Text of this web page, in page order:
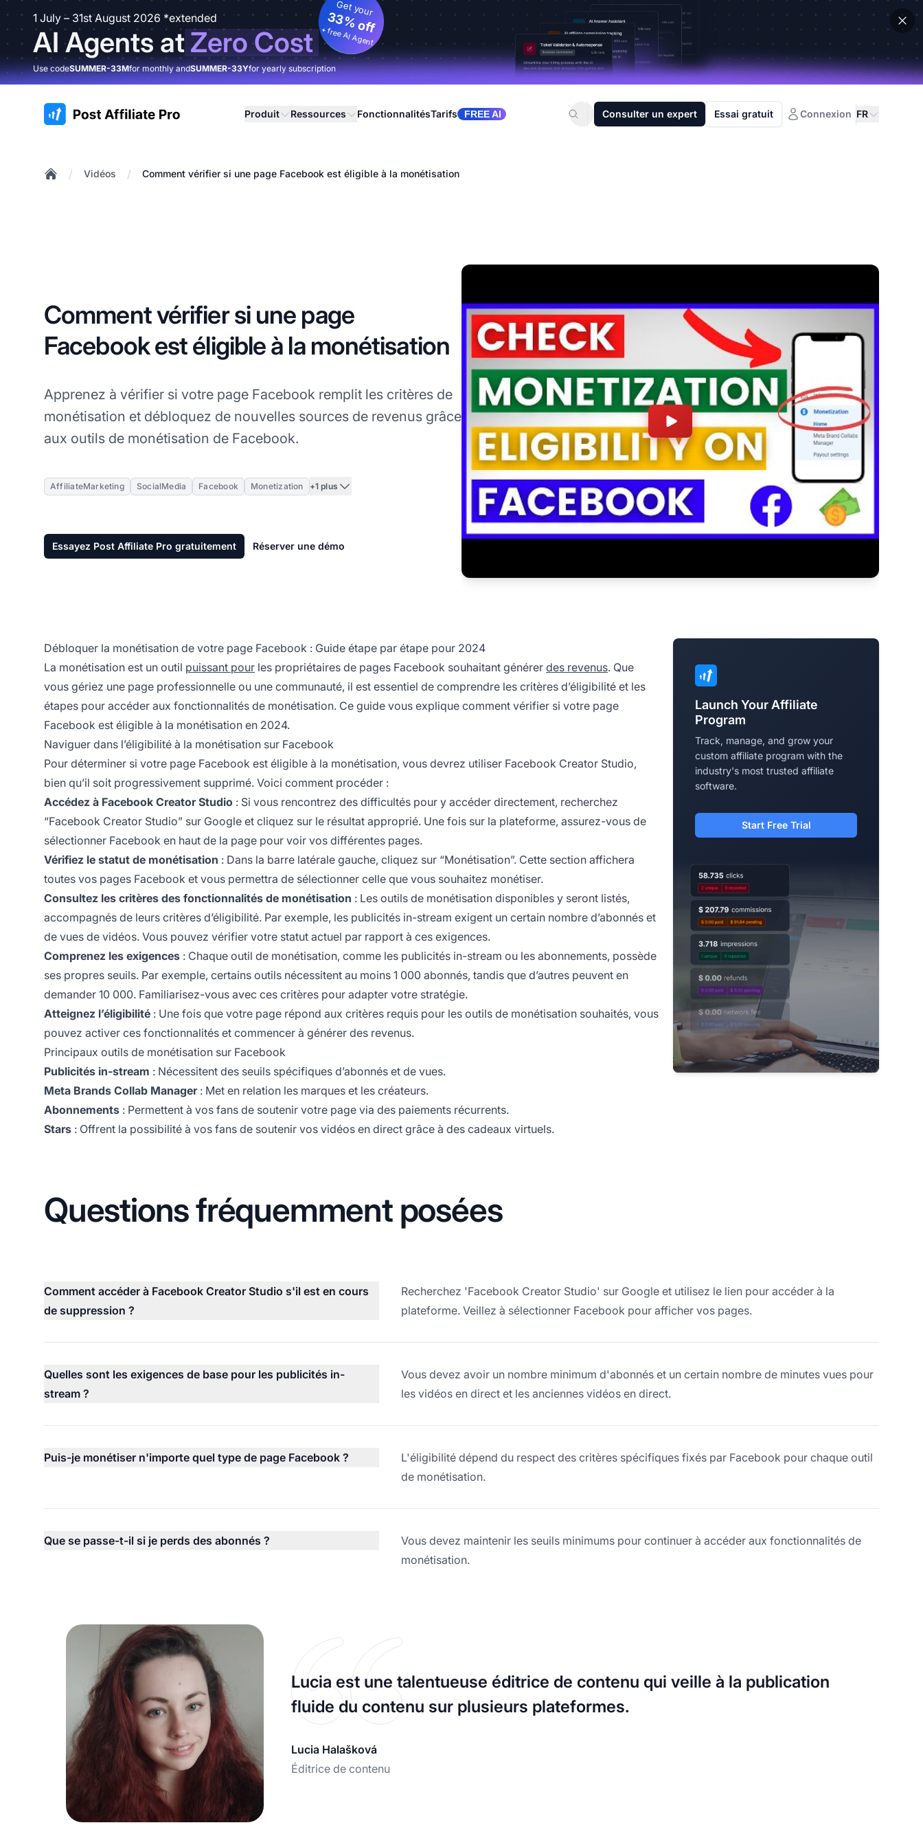
1 July – 31st August 2026 *extended
AI Agents atZero Cost
Get your
33% off
+ free AI Agent
Use codeSUMMER-33Mfor monthly andSUMMER-33Yfor yearly subscription
:site.title Produit Ressources FonctionnalitésTarifs FREE AI Consulter un expert Essai gratuit Connexion FR
/ Vidéos / Comment vérifier si une page Facebook est éligible à la monétisation
Comment vérifier si une page
Facebook est éligible à la monétisation
Apprenez à vérifier si votre page Facebook remplit les critères de
monétisation et débloquez de nouvelles sources de revenus grâce
aux outils de monétisation de Facebook.
AffiliateMarketing SocialMedia Facebook Monetization +1 plus
Essayez Post Affiliate Pro gratuitement Réserver une démo
Débloquer la monétisation de votre page Facebook : Guide étape par étape pour 2024
La monétisation est un outil puissant pour les propriétaires de pages Facebook souhaitant générer des revenus. Que
vous gériez une page professionnelle ou une communauté, il est essentiel de comprendre les critères d’éligibilité et les
étapes pour accéder aux fonctionnalités de monétisation. Ce guide vous explique comment vérifier si votre page
Facebook est éligible à la monétisation en 2024.
Naviguer dans l’éligibilité à la monétisation sur Facebook
Pour déterminer si votre page Facebook est éligible à la monétisation, vous devrez utiliser Facebook Creator Studio,
bien qu’il soit progressivement supprimé. Voici comment procéder :
Accédez à Facebook Creator Studio : Si vous rencontrez des difficultés pour y accéder directement, recherchez
“Facebook Creator Studio” sur Google et cliquez sur le résultat approprié. Une fois sur la plateforme, assurez-vous de
sélectionner Facebook en haut de la page pour voir vos différentes pages.
Vérifiez le statut de monétisation : Dans la barre latérale gauche, cliquez sur “Monétisation”. Cette section affichera
toutes vos pages Facebook et vous permettra de sélectionner celle que vous souhaitez monétiser.
Consultez les critères des fonctionnalités de monétisation : Les outils de monétisation disponibles y seront listés,
accompagnés de leurs critères d’éligibilité. Par exemple, les publicités in-stream exigent un certain nombre d’abonnés et
de vues de vidéos. Vous pouvez vérifier votre statut actuel par rapport à ces exigences.
Comprenez les exigences : Chaque outil de monétisation, comme les publicités in-stream ou les abonnements, possède
ses propres seuils. Par exemple, certains outils nécessitent au moins 1 000 abonnés, tandis que d’autres peuvent en
demander 10 000. Familiarisez-vous avec ces critères pour adapter votre stratégie.
Atteignez l’éligibilité : Une fois que votre page répond aux critères requis pour les outils de monétisation souhaités, vous
pouvez activer ces fonctionnalités et commencer à générer des revenus.
Principaux outils de monétisation sur Facebook
Publicités in-stream : Nécessitent des seuils spécifiques d’abonnés et de vues.
Meta Brands Collab Manager: Met en relation les marques et les créateurs.
Abonnements : Permettent à vos fans de soutenir votre page via des paiements récurrents.
Stars : Offrent la possibilité à vos fans de soutenir vos vidéos en direct grâce à des cadeaux virtuels.
Launch Your Affiliate
Program
Track, manage, and grow your
custom affiliate program with the
industry's most trusted affiliate
software.
Start Free Trial
Questions fréquemment posées
Comment accéder à Facebook Creator Studio s'il est en cours
de suppression ?
Recherchez 'Facebook Creator Studio' sur Google et utilisez le lien pour accéder à la
plateforme. Veillez à sélectionner Facebook pour afficher vos pages.
Quelles sont les exigences de base pour les publicités in-
stream ?
Vous devez avoir un nombre minimum d'abonnés et un certain nombre de minutes vues pour
les vidéos en direct et les anciennes vidéos en direct.
Puis-je monétiser n'importe quel type de page Facebook ?
L'éligibilité dépend du respect des critères spécifiques fixés par Facebook pour chaque outil
de monétisation.
Que se passe-t-il si je perds des abonnés ?
Vous devez maintenir les seuils minimums pour continuer à accéder aux fonctionnalités de
monétisation.
Lucia est une talentueuse éditrice de contenu qui veille à la publication
fluide du contenu sur plusieurs plateformes.
Lucia Halašková
Éditrice de contenu